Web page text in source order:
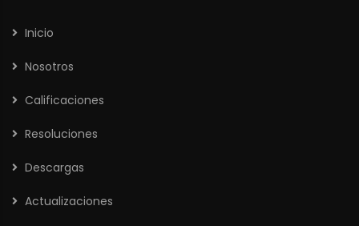
Inicio
Nosotros
Calificaciones
Resoluciones
Descargas
Actualizaciones